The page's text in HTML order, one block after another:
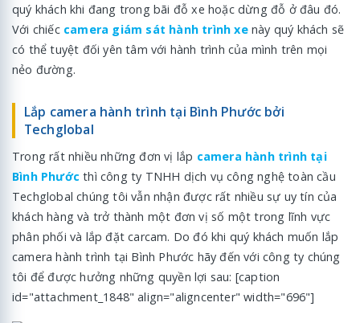
quý khách khi đang trong bãi đỗ xe hoặc dừng đỗ ở đâu đó.
Với chiếc camera giám sát hành trình xenày quý khách sẽ
có thể tuyệt đối yên tâm với hành trình của mình trên mọi
nẻo đường.
Lắp camera hành trình tại Bình Phước bởi
Techglobal
Trong rất nhiều những đơn vị lắp camera hành trình tại
Bình Phước thì công ty TNHH dịch vụ công nghệ toàn cầu
Techglobal chúng tôi vẫn nhận được rất nhiều sự uy tín của
khách hàng và trở thành một đơn vị số một trong lĩnh vực
phân phối và lắp đặt carcam. Do đó khi quý khách muốn lắp
camera hành trình tại Bình Phước hãy đến với công ty chúng
tôi để được hưởng những quyền lợi sau: [caption
id="attachment_1848" align="aligncenter" width="696"]